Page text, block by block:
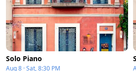
Solo Piano
Aug 8 · Sat, 8:30 PM